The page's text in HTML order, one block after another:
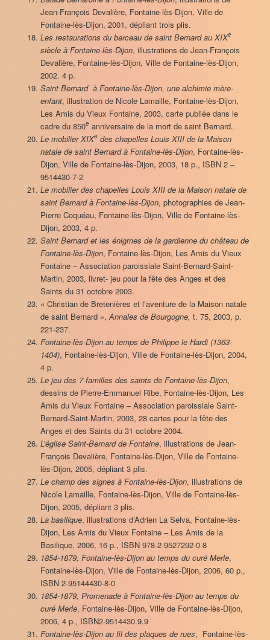
Jean-François Devalière, Fontaine-lès-Dijon, Ville de
Fontaine-lès-Dijon, 2001, dépliant trois plis.
Les restaurations du berceau de saint Bernard au XIXe
siècle à Fontaine-lès-Dijon, illustrations de Jean-François
Devalière, Fontaine-lès-Dijon, Ville de Fontaine-lès-Dijon,
2002. 4 p.
Saint Bernard à Fontaine-lès-Dijon, une alchimie mère-
enfant, illustration de Nicole Lamaille, Fontaine-lès-Dijon,
Les Amis du Vieux Fontaine, 2003, carte publiée dans le
cadre du 850e anniversaire de la mort de saint Bernard.
Le mobilier XIXedes chapelles Louis XIII de la Maison
natale de saint Bernard à Fontaine-lès-Dijon, Fontaine-lès-
Dijon, Ville de Fontaine-lès-Dijon, 2003, 18 p., ISBN 2 –
9514430-7-2
Le mobilier des chapelles Louis XIII de la Maison natale de
saint Bernard à Fontaine-lès-Dijon, photographies de Jean-
Pierre Coquéau, Fontaine-lès-Dijon, Ville de Fontaine-lès-
Dijon, 2003, 4 p.
Saint Bernard et les énigmes de la gardienne du château de
Fontaine-lès-Dijon, Fontaine-lès-Dijon, Les Amis du Vieux
Fontaine – Association paroissiale Saint-Bernard-Saint-
Martin, 2003, livret- jeu pour la fête des Anges et des
Saints du 31 octobre 2003.
« Christian de Bretenières et l’aventure de la Maison natale
de saint Bernard », Annales de Bourgogne, t. 75, 2003, p.
221-237.
Fontaine-lès-Dijon au temps de Philippe le Hardi (1363-
1404), Fontaine-lès-Dijon, Ville de Fontaine-lès-Dijon, 2004,
4 p.
Le jeu des 7 familles des saints de Fontaine-lès-Dijon,
dessins de Pierre-Emmanuel Ribe, Fontaine-lès-Dijon, Les
Amis du Vieux Fontaine – Association paroissiale Saint-
Bernard-Saint-Martin, 2003, 28 cartes pour la fête des
Anges et des Saints du 31 octobre 2004.
L’église Saint-Bernard de Fontaine, illustrations de Jean-
François Devalière, Fontaine-lès-Dijon, Ville de Fontaine-
lès-Dijon, 2005, dépliant 3 plis.
Le champ des signes à Fontaine-lès-Dijon, illustrations de
Nicole Lamaille, Fontaine-lès-Dijon, Ville de Fontaine-lès-
Dijon, 2005, dépliant 3 plis.
La basilique, illustrations d’Adrien La Selva, Fontaine-lès-
Dijon, Les Amis du Vieux Fontaine – Les Amis de la
Basilique, 2006, 16 p., ISBN 978-2-9527292-0-8
1854-1879, Fontaine-lès-Dijon au temps du curé Merle,
Fontaine-lès-Dijon, Ville de Fontaine-lès-Dijon, 2006, 60 p.,
ISBN 2-95144430-8-0
1854-1879, Promenade à Fontaine-lès-Dijon au temps du
curé Merle, Fontaine-lès-Dijon, Ville de Fontaine-lès-Dijon,
2006, 4 p., ISBN2-9514430.9.9
Fontaine-lès-Dijon au fil des plaques de rues, Fontaine-lès-